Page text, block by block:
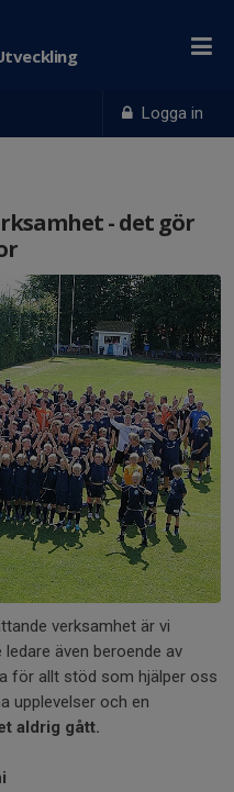
Logga in
- det gör
verksamhet är vi
även beroende av
för allt stöd som hjälper oss
upplevelser och en
aldrig gått.